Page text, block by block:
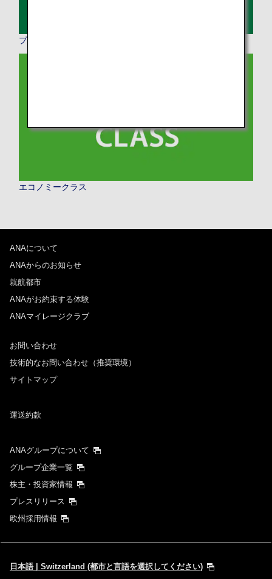
プレミアムエコノミー
エコノミークラス
ANAについて
ANAからのお知らせ
就航都市
ANAがお約束する体験
ANAマイレージクラブ
お問い合わせ
技術的なお問い合わせ（推奨環境）
サイトマップ
運送約款
ANAグループについて
グループ企業一覧
株主・投資家情報
プレスリリース
欧州採用情報
日本語 | Switzerland (都市と言語を選択してください)